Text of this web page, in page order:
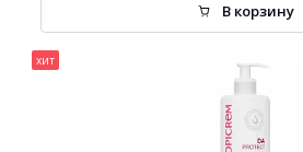
В корзину
хит